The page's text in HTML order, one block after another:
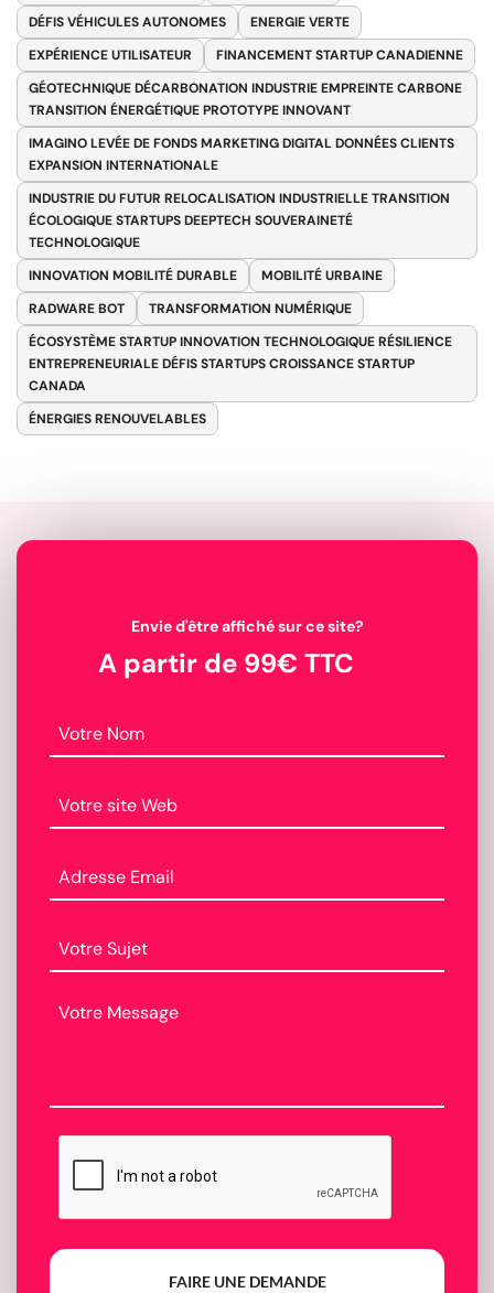
DÉFIS VÉHICULES AUTONOMES
ENERGIE VERTE
EXPÉRIENCE UTILISATEUR
FINANCEMENT STARTUP CANADIENNE
GÉOTECHNIQUE DÉCARBONATION INDUSTRIE EMPREINTE CARBONE
TRANSITION ÉNERGÉTIQUE PROTOTYPE INNOVANT
IMAGINO LEVÉE DE FONDS MARKETING DIGITAL DONNÉES CLIENTS
EXPANSION INTERNATIONALE
INDUSTRIE DU FUTUR RELOCALISATION INDUSTRIELLE TRANSITION
ÉCOLOGIQUE STARTUPS DEEPTECH SOUVERAINETÉ
TECHNOLOGIQUE
INNOVATION MOBILITÉ DURABLE
MOBILITÉ URBAINE
RADWARE BOT
TRANSFORMATION NUMÉRIQUE
ÉCOSYSTÈME STARTUP INNOVATION TECHNOLOGIQUE RÉSILIENCE
ENTREPRENEURIALE DÉFIS STARTUPS CROISSANCE STARTUP
CANADA
ÉNERGIES RENOUVELABLES
Envie d'être affiché sur ce site?
A partir de 99€ TTC
FAIRE UNE DEMANDE